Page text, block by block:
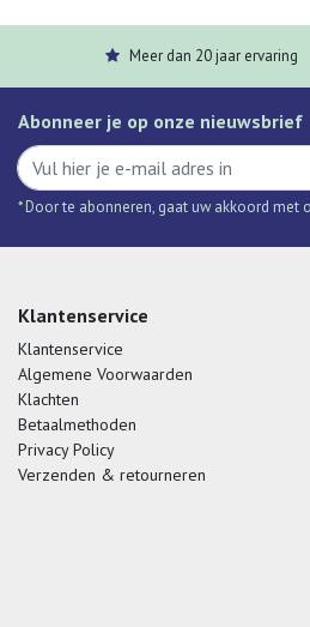
Meer dan 20 jaar ervaring
Abonneer je op onze nieuwsbrief
* Door te abonneren, gaat uw akkoord met
Klantenservice
Klantenservice
Algemene Voorwaarden
Klachten
Betaalmethoden
Privacy Policy
Verzenden & retourneren